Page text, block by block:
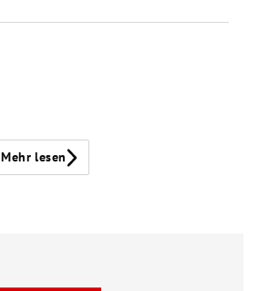
Mehr lesen